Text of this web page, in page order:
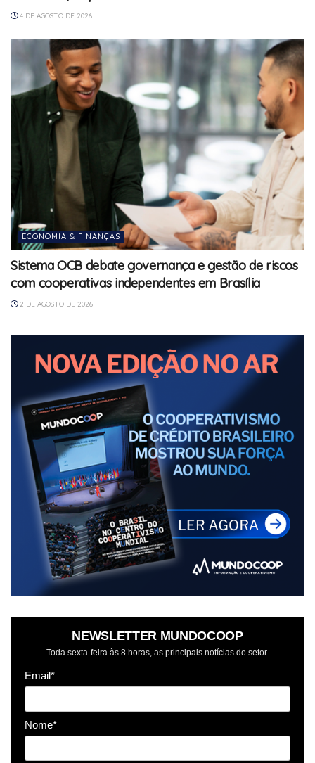
4 DE AGOSTO DE 2026
ECONOMIA & FINANÇAS
Sistema OCB debate governança e gestão de riscos
com cooperativas independentes em Brasília
2 DE AGOSTO DE 2026
NEWSLETTER MUNDOCOOP
Toda sexta-feira às 8 horas, as principais notícias do setor.
Email*
Nome*